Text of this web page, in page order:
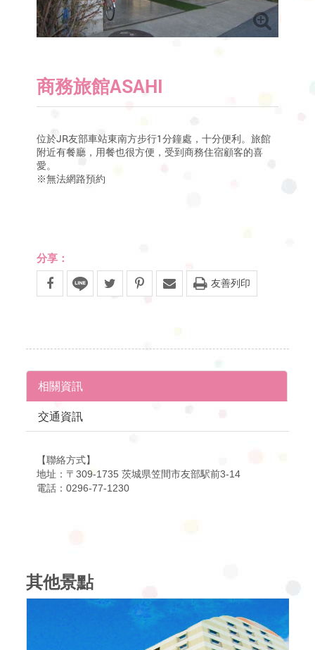
商務旅館ASAHI
位於JR友部車站東南方步行1分鐘處，十分便利。旅館
附近有餐廳，用餐也很方便，受到商務住宿顧客的喜
愛。
※無法網路預約
分享：
友善列印
相關資訊
交通資訊
【聯絡方式】
地址：〒309-1735 茨城県笠間市友部駅前3-14
電話：0296-77-1230
其他景點
惡態節